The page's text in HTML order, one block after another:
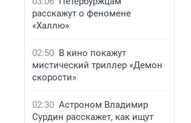
расскажут о феномене
«Халлю»
02:50 В кино покажут
мистический триллер «Демон
скорости»
02:30 Астроном Владимир
Сурдин расскажет, как ищут